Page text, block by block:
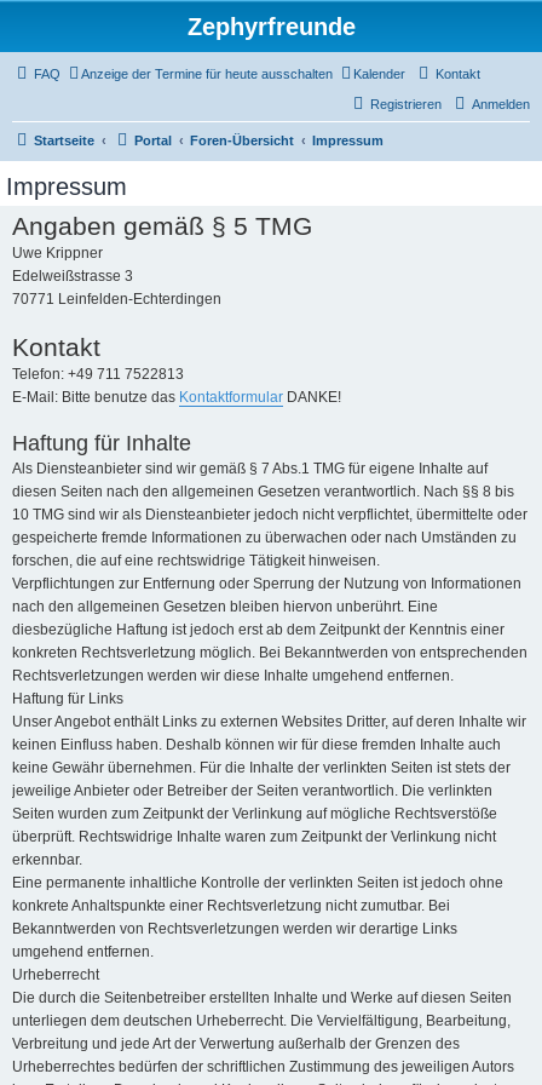
Zephyrfreunde
FAQ Anzeige der Termine für heute ausschalten Kalender Kontakt
Anmelden
Registrieren
Startseite Portal Foren-Übersicht Impressum
Impressum
Angaben gemäß § 5 TMG
Uwe Krippner
Edelweißstrasse 3
70771 Leinfelden-Echterdingen
Kontakt
Telefon: +49 711 7522813
E-Mail: Bitte benutze das Kontaktformular DANKE!
Haftung für Inhalte
Als Diensteanbieter sind wir gemäß § 7 Abs.1 TMG für eigene Inhalte auf
diesen Seiten nach den allgemeinen Gesetzen verantwortlich. Nach §§ 8 bis
10 TMG sind wir als Diensteanbieter jedoch nicht verpflichtet, übermittelte oder
gespeicherte fremde Informationen zu überwachen oder nach Umständen zu
forschen, die auf eine rechtswidrige Tätigkeit hinweisen.
Verpflichtungen zur Entfernung oder Sperrung der Nutzung von Informationen
nach den allgemeinen Gesetzen bleiben hiervon unberührt. Eine
diesbezügliche Haftung ist jedoch erst ab dem Zeitpunkt der Kenntnis einer
konkreten Rechtsverletzung möglich. Bei Bekanntwerden von entsprechenden
Rechtsverletzungen werden wir diese Inhalte umgehend entfernen.
Haftung für Links
Unser Angebot enthält Links zu externen Websites Dritter, auf deren Inhalte wir
keinen Einfluss haben. Deshalb können wir für diese fremden Inhalte auch
keine Gewähr übernehmen. Für die Inhalte der verlinkten Seiten ist stets der
jeweilige Anbieter oder Betreiber der Seiten verantwortlich. Die verlinkten
Seiten wurden zum Zeitpunkt der Verlinkung auf mögliche Rechtsverstöße
überprüft. Rechtswidrige Inhalte waren zum Zeitpunkt der Verlinkung nicht
erkennbar.
Eine permanente inhaltliche Kontrolle der verlinkten Seiten ist jedoch ohne
konkrete Anhaltspunkte einer Rechtsverletzung nicht zumutbar. Bei
Bekanntwerden von Rechtsverletzungen werden wir derartige Links
umgehend entfernen.
Urheberrecht
Die durch die Seitenbetreiber erstellten Inhalte und Werke auf diesen Seiten
unterliegen dem deutschen Urheberrecht. Die Vervielfältigung, Bearbeitung,
Verbreitung und jede Art der Verwertung außerhalb der Grenzen des
Urheberrechtes bedürfen der schriftlichen Zustimmung des jeweiligen Autors